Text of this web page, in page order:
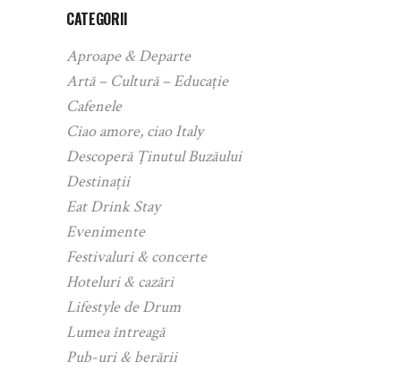
CATEGORII
Aproape & Departe
Artă – Cultură – Educație
Cafenele
Ciao amore, ciao Italy
Descoperă Ținutul Buzăului
Destinații
Eat Drink Stay
Evenimente
Festivaluri & concerte
Hoteluri & cazări
Lifestyle de Drum
Lumea întreagă
Pub-uri & berării